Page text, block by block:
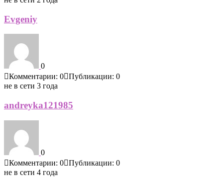
Evgeniy
0
Комментарии: 0 Публикации: 0
не в сети 3 года
andreyka121985
0
Комментарии: 0 Публикации: 0
не в сети 4 года